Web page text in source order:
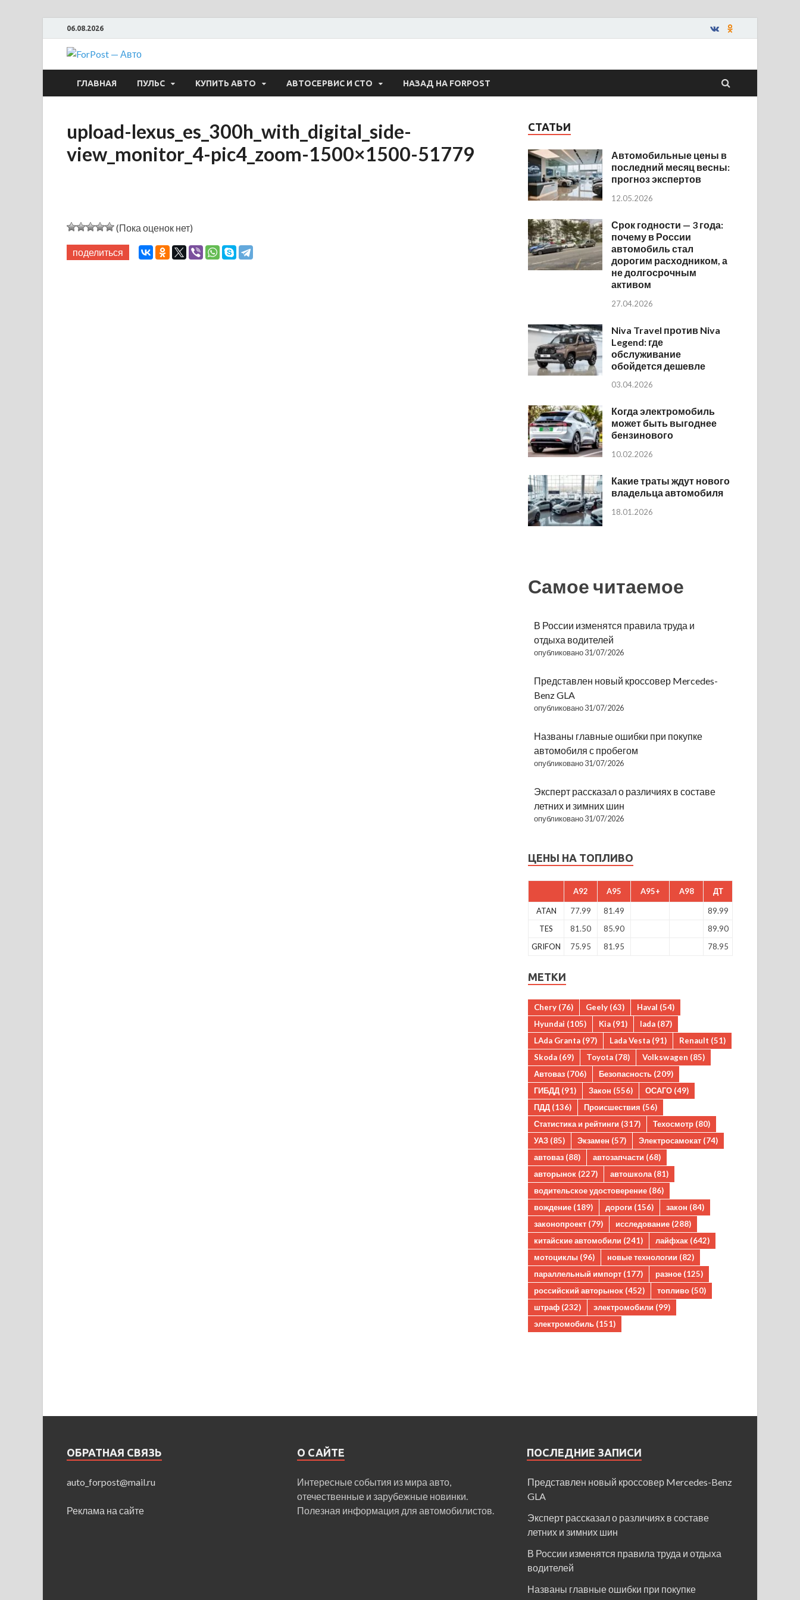
06.08.2026
ForPost — Авто
ГЛАВНАЯ ПУЛЬС КУПИТЬ АВТО АВТОСЕРВИС И СТО НАЗАД НА FORPOST
upload-lexus_es_300h_with_digital_side-
view_monitor_4-pic4_zoom-1500×1500-51779
(Пока оценок нет)
поделиться
СТАТЬИ
Автомобильные цены в
последний месяц весны:
прогноз экспертов
12.05.2026
Срок годности — 3 года:
почему в России
автомобиль стал
дорогим расходником, а
не долгосрочным
активом
27.04.2026
Niva Travel против Niva
Legend: где
обслуживание
обойдется дешевле
03.04.2026
Когда электромобиль
может быть выгоднее
бензинового
10.02.2026
Какие траты ждут нового
владельца автомобиля
18.01.2026
Самое читаемое
В России изменятся правила труда и
отдыха водителей
опубликовано 31/07/2026
Представлен новый кроссовер Mercedes-
Benz GLA
опубликовано 31/07/2026
Названы главные ошибки при покупке
автомобиля с пробегом
опубликовано 31/07/2026
Эксперт рассказал о различиях в составе
летних и зимних шин
опубликовано 31/07/2026
ЦЕНЫ НА ТОПЛИВО
A92 A95 A95+ A98 ДТ
ATAN 77.99 81.49
89.99
TES
81.50 85.90
89.90
GRIFON
75.95 81.95 78.95
МЕТКИ
Chery (76) Geely (63) Haval (54)
Hyundai (105) Kia (91) lada (87)
LAda Granta (97) Lada Vesta (91) Renault (51)
Skoda (69) Toyota (78) Volkswagen (85)
Автоваз (706) Безопасность (209)
ГИБДД (91) Закон (556) ОСАГО (49)
ПДД (136) Происшествия (56)
Статистика и рейтинги (317) Техосмотр (80)
УАЗ (85) Экзамен (57) Электросамокат (74)
автоваз (88) автозапчасти (68)
авторынок (227) автошкола (81)
водительское удостоверение (86)
вождение (189) дороги (156) закон (84)
законопроект (79) исследование (288)
китайские автомобили (241) лайфхак (642)
мотоциклы (96) новые технологии (82)
параллельный импорт (177) разное (125)
российский авторынок (452) топливо (50)
штраф (232) электромобили (99)
электромобиль (151)
ОБРАТНАЯ СВЯЗЬ
auto_forpost@mail.ru
Реклама на сайте
О САЙТЕ
Интересные события из мира авто,
отечественные и зарубежные новинки.
Полезная информация для автомобилистов.
ПОСЛЕДНИЕ ЗАПИСИ
Представлен новый кроссовер Mercedes-Benz
GLA
Эксперт рассказал о различиях в составе
летних и зимних шин
В России изменятся правила труда и отдыха
водителей
Названы главные ошибки при покупке